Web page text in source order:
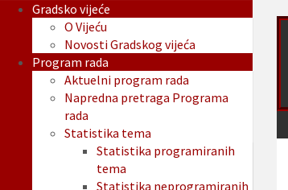
Gradsko vijeće
O Vijeću
Novosti Gradskog vijeća
Program rada
Aktuelni program rada
Napredna pretraga Programa
rada
Statistika tema
Statistika programiranih
tema
Statistika neprogramiranih